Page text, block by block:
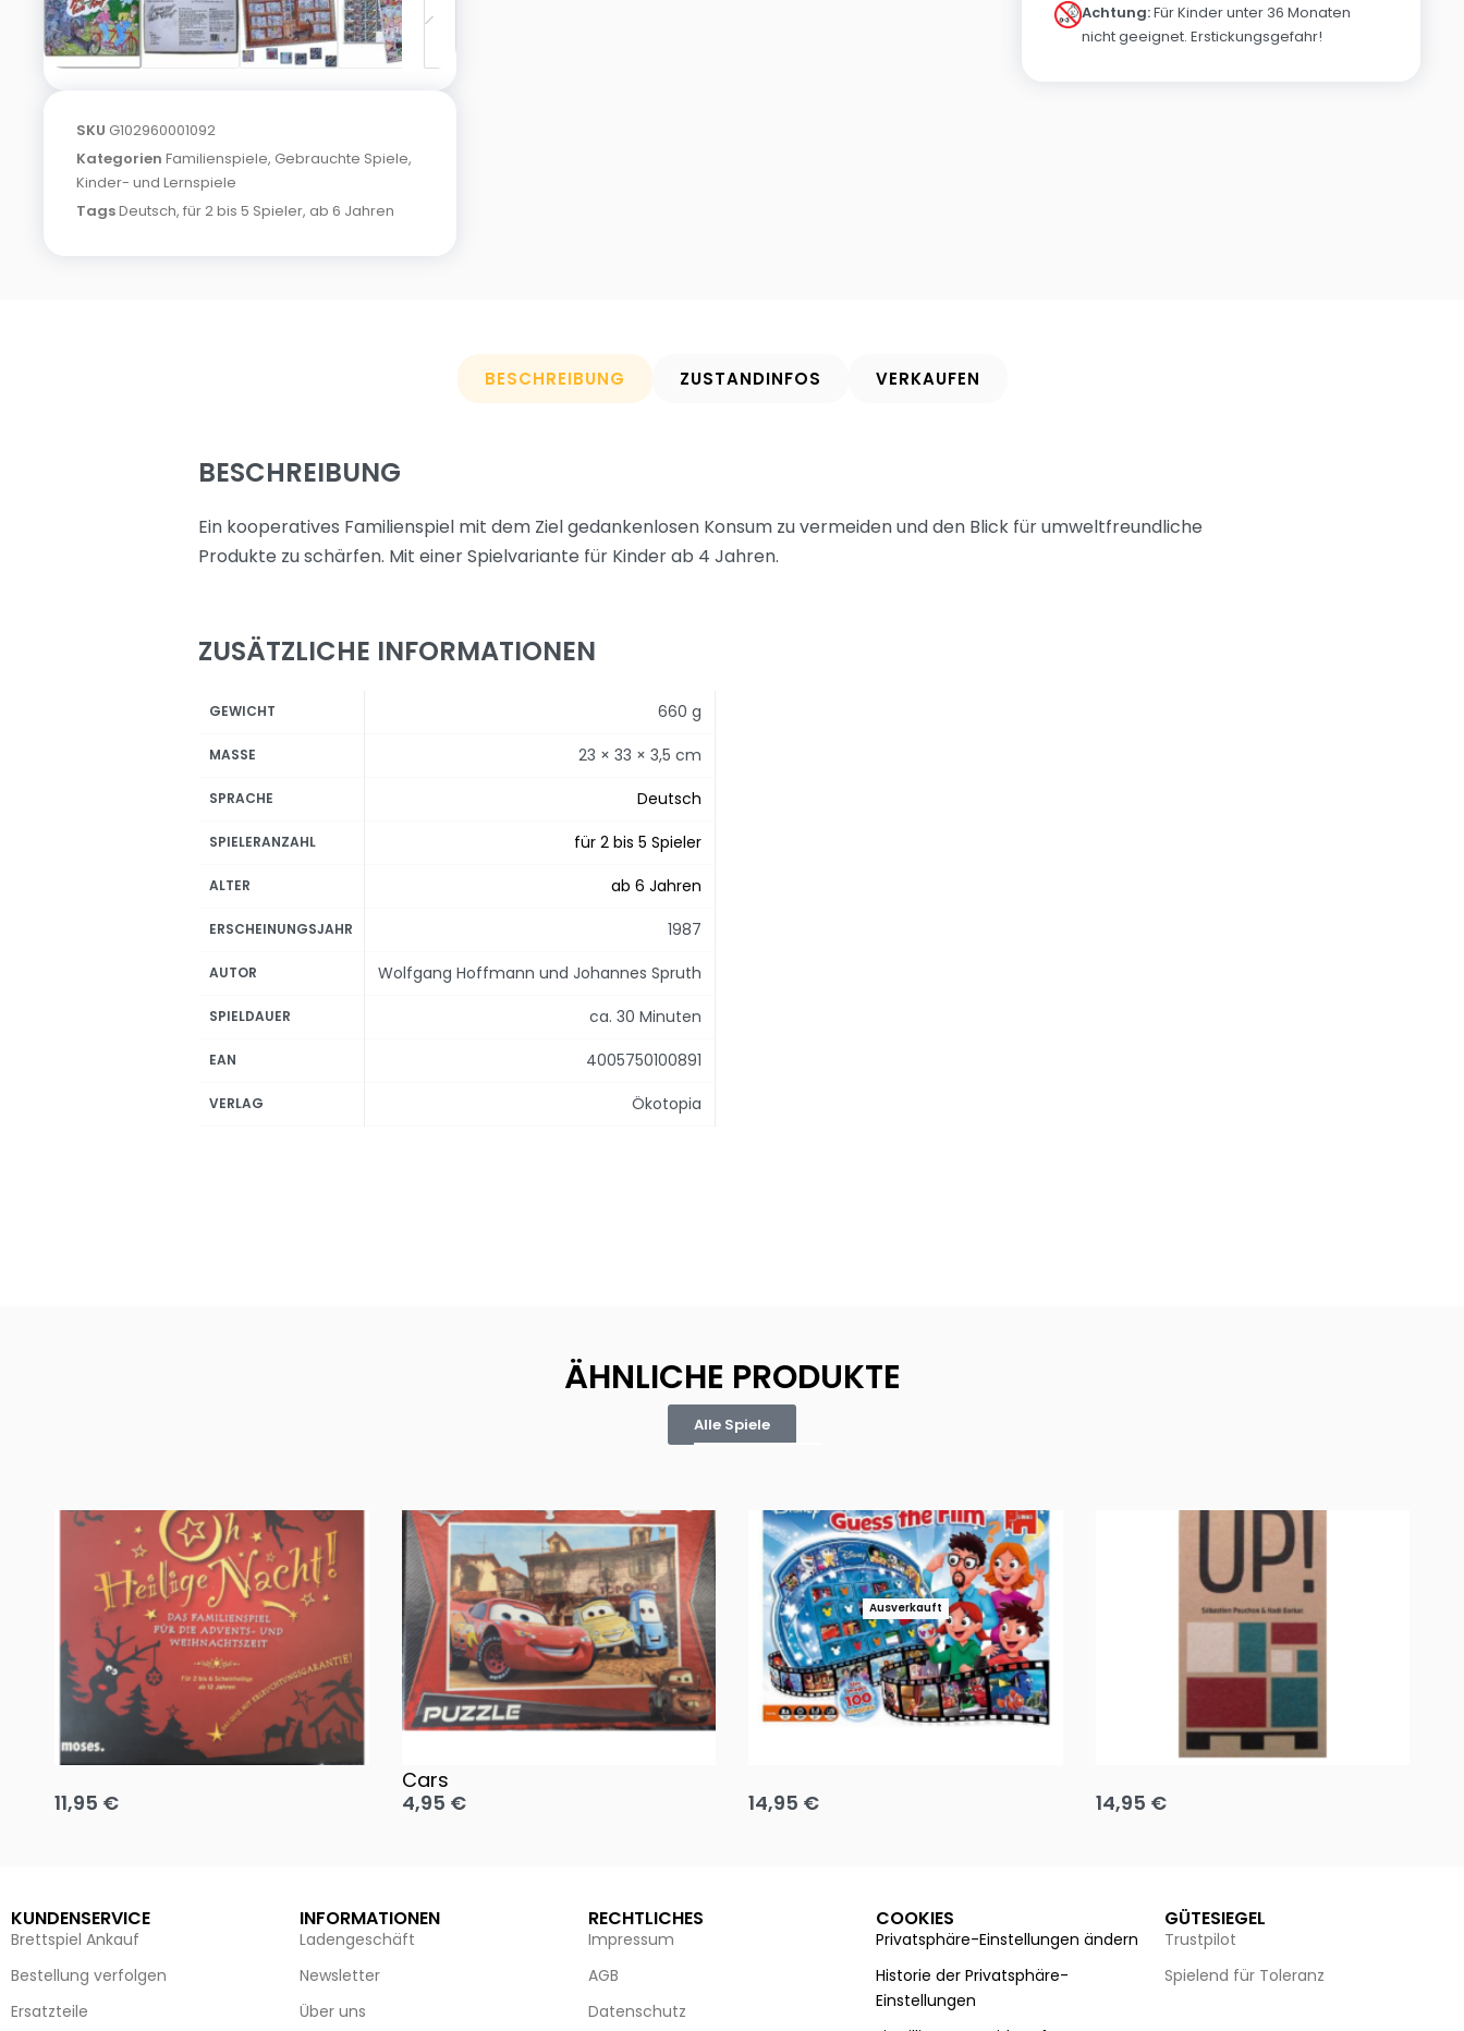
SKU G102960001092
Kategorien Familienspiele, Gebrauchte Spiele,
Kinder- und Lernspiele
TagsDeutsch, für 2 bis 5 Spieler, ab 6 Jahren
Achtung:Für Kinder unter 36 Monaten
nicht geeignet. Erstickungsgefahr!
BESCHREIBUNG ZUSTANDINFOS VERKAUFEN
BESCHREIBUNG
Ein kooperatives Familienspiel mit dem Ziel gedankenlosen Konsum zu vermeiden und den Blick für umweltfreundliche
Produkte zu schärfen. Mit einer Spielvariante für Kinder ab 4 Jahren.
ZUSÄTZLICHE INFORMATIONEN
GEWICHT 660 g
MASSE 23 × 33 × 3,5 cm
SPRACHE Deutsch
SPIELERANZAHL für 2 bis 5 Spieler
ALTER ab 6 Jahren
ERSCHEINUNGSJAHR 1987
AUTOR Wolfgang Hoffmann und Johannes Spruth
SPIELDAUER ca. 30 Minuten
EAN 4005750100891
VERLAG Ökotopia
ÄHNLICHE PRODUKTE
Alle Spiele
Oh, heilige Nacht!
11,95 €
Cars
4,95 €
Ausverkauft
14,95 €
Team up
14,95 €
KUNDENSERVICE
Brettspiel Ankauf
Bestellung verfolgen
Ersatzteile
INFORMATIONEN
Ladengeschäft
Newsletter
Über uns
RECHTLICHES
Impressum
AGB
Datenschutz
COOKIES
Privatsphäre-Einstellungen ändern
Historie der Privatsphäre-
Einstellungen
GÜTESIEGEL
Trustpilot
Spielend für Toleranz